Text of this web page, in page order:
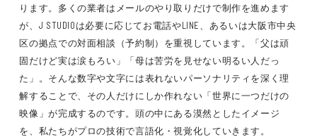
ります。多くの業者はメールのやり取りだけで制作を進めます
が、J STUDIOは必要に応じてお電話やLINE、あるいは大阪市中央
区の拠点での対面相談（予約制）を重視しています。「父は頑
固だけど実は涙もろい」「母は苦労を見せない明るい人だっ
た」。そんな数字や文字には表れないパーソナリティを深く理
解することで、その人だけにしか作れない「世界に一つだけの
映像」が完成するのです。頭の中にある漠然としたイメージ
を、私たちがプロの技術で言語化・視覚化していきます。